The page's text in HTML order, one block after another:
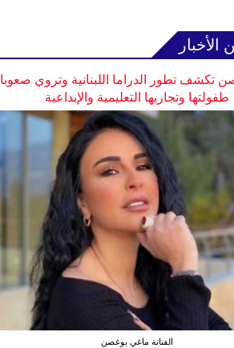
الأخبار
تكشف تطور الدراما اللبنانية وتروي
طفولتها وتجاربها التعليمية والإبداعية
الفنانة ماغي بوغصن